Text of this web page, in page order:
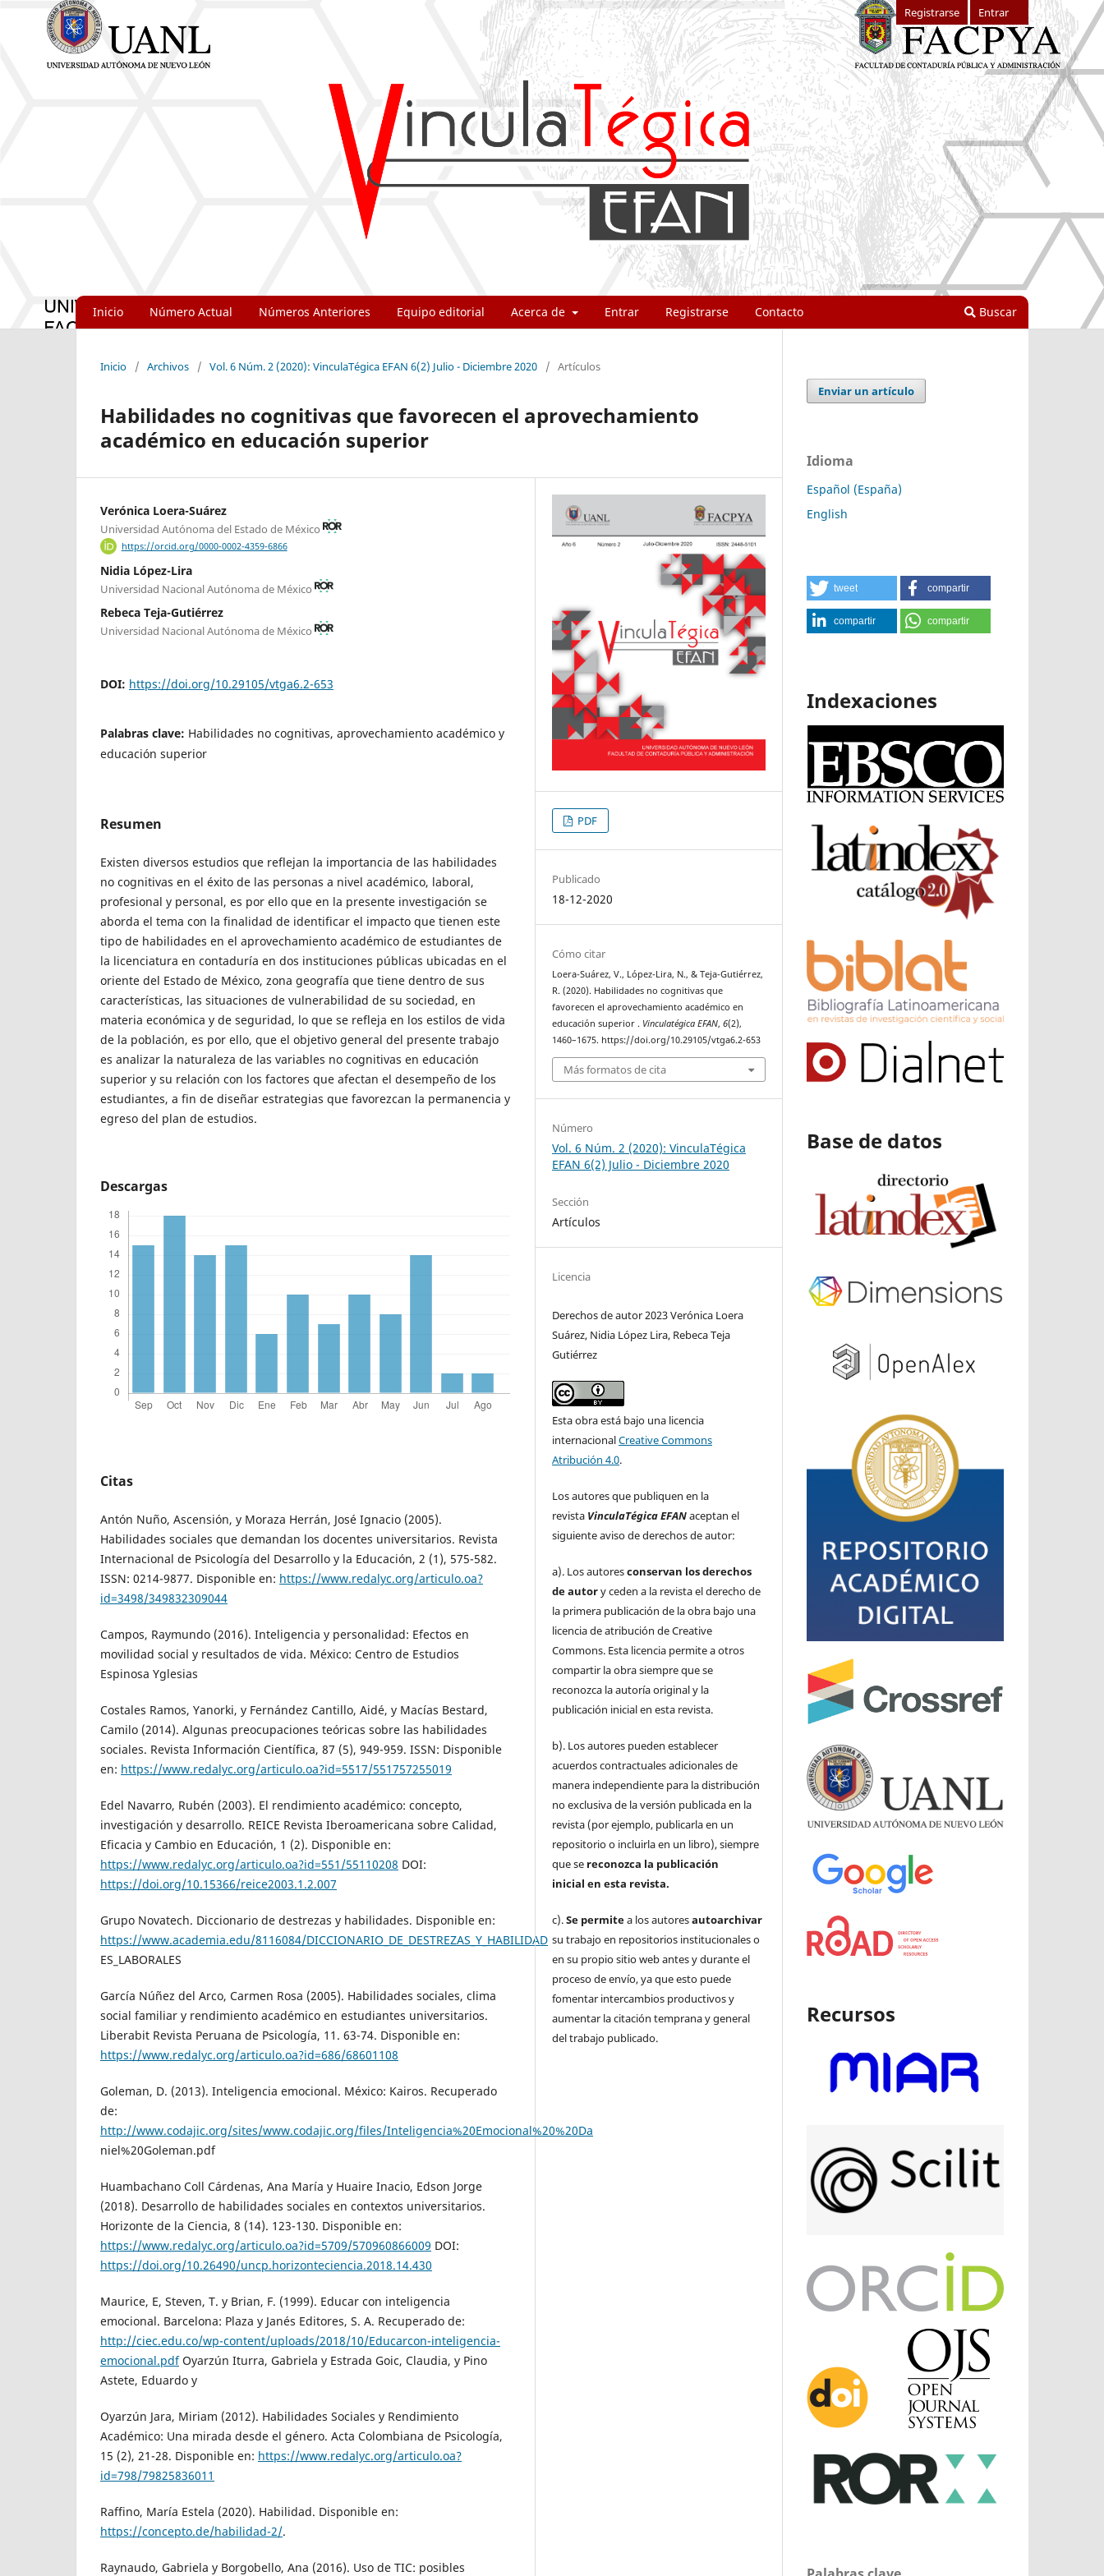
Inicio Número Actual Números Anteriores Equipo editorial Acerca de Entrar Registrarse Contacto Buscar
Registrarse Entrar
Inicio / Archivos / Vol. 6 Núm. 2 (2020): VinculaTégica EFAN 6(2) Julio - Diciembre 2020 / Artículos
Habilidades no cognitivas que favorecen el aprovechamiento
académico en educación superior
Verónica Loera-Suárez
Universidad Autónoma del Estado de México
https://orcid.org/0000-0002-4359-6866
Nidia López-Lira
Universidad Nacional Autónoma de México
Rebeca Teja-Gutiérrez
Universidad Nacional Autónoma de México
DOI: https://doi.org/10.29105/vtga6.2-653
Palabras clave: Habilidades no cognitivas, aprovechamiento académico y
educación superior
Resumen
Existen diversos estudios que reflejan la importancia de las habilidades
no cognitivas en el éxito de las personas a nivel académico, laboral,
profesional y personal, es por ello que en la presente investigación se
aborda el tema con la finalidad de identificar el impacto que tienen este
tipo de habilidades en el aprovechamiento académico de estudiantes de
la licenciatura en contaduría en dos instituciones públicas ubicadas en el
oriente del Estado de México, zona geografía que tiene dentro de sus
características, las situaciones de vulnerabilidad de su sociedad, en
materia económica y de seguridad, lo que se refleja en los estilos de vida
de la población, es por ello, que el objetivo general del presente trabajo
es analizar la naturaleza de las variables no cognitivas en educación
superior y su relación con los factores que afectan el desempeño de los
estudiantes, a fin de diseñar estrategias que favorezcan la permanencia y
egreso del plan de estudios.
Descargas
Citas
Antón Nuño, Ascensión, y Moraza Herrán, José Ignacio (2005).
Habilidades sociales que demandan los docentes universitarios. Revista
Internacional de Psicología del Desarrollo y la Educación, 2 (1), 575-582.
ISSN: 0214-9877. Disponible en: https://www.redalyc.org/articulo.oa?
id=3498/349832309044
Campos, Raymundo (2016). Inteligencia y personalidad: Efectos en
movilidad social y resultados de vida. México: Centro de Estudios
Espinosa Yglesias
Costales Ramos, Yanorki, y Fernández Cantillo, Aidé, y Macías Bestard,
Camilo (2014). Algunas preocupaciones teóricas sobre las habilidades
sociales. Revista Información Científica, 87 (5), 949-959. ISSN: Disponible
en: https://www.redalyc.org/articulo.oa?id=5517/551757255019
Edel Navarro, Rubén (2003). El rendimiento académico: concepto,
investigación y desarrollo. REICE Revista Iberoamericana sobre Calidad,
Eficacia y Cambio en Educación, 1 (2). Disponible en:
https://www.redalyc.org/articulo.oa?id=551/55110208 DOI:
https://doi.org/10.15366/reice2003.1.2.007
Grupo Novatech. Diccionario de destrezas y habilidades. Disponible en:
https://www.academia.edu/8116084/DICCIONARIO_DE_DESTREZAS_Y_HABILIDAD
ES_LABORALES
García Núñez del Arco, Carmen Rosa (2005). Habilidades sociales, clima
social familiar y rendimiento académico en estudiantes universitarios.
Liberabit Revista Peruana de Psicología, 11. 63-74. Disponible en:
https://www.redalyc.org/articulo.oa?id=686/68601108
Goleman, D. (2013). Inteligencia emocional. México: Kairos. Recuperado
de:
http://www.codajic.org/sites/www.codajic.org/files/Inteligencia%20Emocional%20%20Da
niel%20Goleman.pdf
Huambachano Coll Cárdenas, Ana María y Huaire Inacio, Edson Jorge
(2018). Desarrollo de habilidades sociales en contextos universitarios.
Horizonte de la Ciencia, 8 (14). 123-130. Disponible en:
https://www.redalyc.org/articulo.oa?id=5709/570960866009 DOI:
https://doi.org/10.26490/uncp.horizonteciencia.2018.14.430
Maurice, E, Steven, T. y Brian, F. (1999). Educar con inteligencia
emocional. Barcelona: Plaza y Janés Editores, S. A. Recuperado de:
http://ciec.edu.co/wp-content/uploads/2018/10/Educarcon-inteligencia-
emocional.pdfOyarzún Iturra, Gabriela y Estrada Goic, Claudia, y Pino
Astete, Eduardo y
Oyarzún Jara, Miriam (2012). Habilidades Sociales y Rendimiento
Académico: Una mirada desde el género. Acta Colombiana de Psicología,
15 (2), 21-28. Disponible en: https://www.redalyc.org/articulo.oa?
id=798/79825836011
Raffino, María Estela (2020). Habilidad. Disponible en:
https://concepto.de/habilidad-2/.
Raynaudo, Gabriela y Borgobello, Ana (2016). Uso de TIC: posibles
PDF
Publicado
18-12-2020
Cómo citar
Loera-Suárez, V., López-Lira, N., & Teja-Gutiérrez,
R. (2020). Habilidades no cognitivas que
favorecen el aprovechamiento académico en
educación superior . Vinculatégica EFAN,6(2),
1460–1675. https://doi.org/10.29105/vtga6.2-653
Más formatos de cita
Número
Vol. 6 Núm. 2 (2020): VinculaTégica
EFAN 6(2) Julio - Diciembre 2020
Sección
Artículos
Licencia
Derechos de autor 2023 Verónica Loera
Suárez, Nidia López Lira, Rebeca Teja
Gutiérrez
Esta obra está bajo una licencia
internacionalCreative Commons
Atribución 4.0.
Los autores que publiquen en la
revista VinculaTégica EFANaceptan el
siguiente aviso de derechos de autor:
a). Los autoresconservan los derechos
de autory ceden a la revista el derecho de
la primera publicación de la obra bajo una
licencia de atribución de Creative
Commons. Esta licencia permite a otros
compartir la obra siempre que se
reconozca la autoría original y la
publicación inicial en esta revista.
b). Los autores pueden establecer
acuerdos contractuales adicionales de
manera independiente para la distribución
no exclusiva de la versión publicada en la
revista (por ejemplo, publicarla en un
repositorio o incluirla en un libro), siempre
que se reconozca la publicación
inicial en esta revista.
c).Se permitea los autoresautoarchivar
su trabajo en repositorios institucionales o
en su propio sitio web antes y durante el
proceso de envío, ya que esto puede
fomentar intercambios productivos y
aumentar la citación temprana y general
del trabajo publicado.
Enviar un artículo
Idioma
Español (España)
English
tweet compartir
compartir compartir
Indexaciones
Base de datos
Recursos